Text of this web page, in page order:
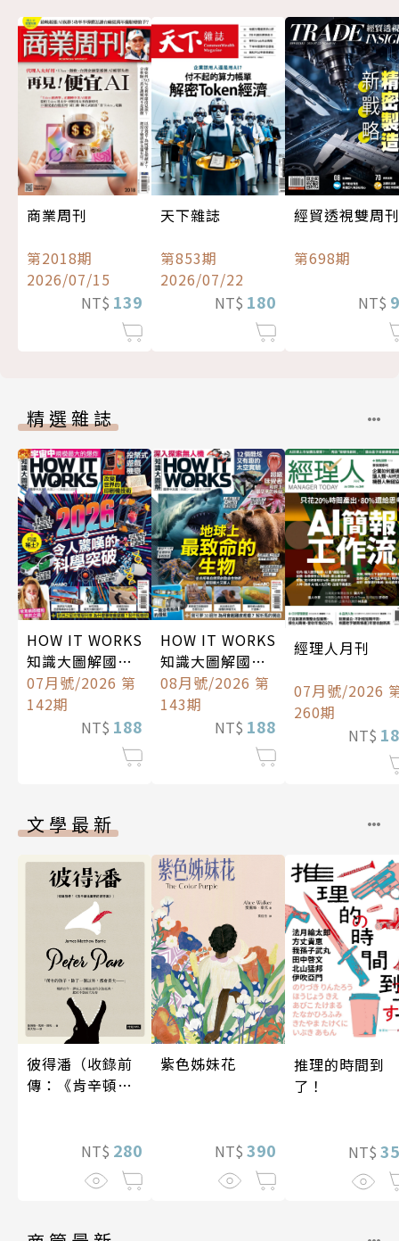
商業周刊
第2018期
2026/07/15
NT$ 139
天下雜誌
第853期
2026/07/22
NT$ 180
經貿透視雙周刊
第698期
NT$
精選雜誌
HOW IT WORKS
知識大圖解國際
中文版
07月號/2026 第
142期
NT$ 188
HOW IT WORKS
知識大圖解國際
中文版
08月號/2026 第
143期
NT$ 188
經理人月刊
07月號/2026
260期
NT$
文學最新
彼得潘（收錄前
傳：《肯辛頓花
NT$ 280
紫色姊妹花
NT$ 390
推理的時間到
了！
NT$